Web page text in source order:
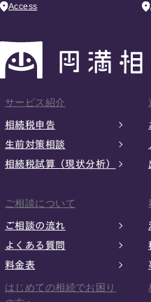
Access
サービス紹介
相続税申告
生前対策相談
相続税試算（現状分析）
ご相談について
ご相談の流れ
よくある質問
料金表
はじめての相続でお困り